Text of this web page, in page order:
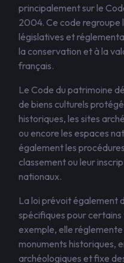
principalement sur le
2004. Ce code regroupe
législatives et
la conservation et à la
français.
Le Code du patrimoine
de biens culturels
historiques, les sites
ou encore les espaces
également les
classement ou leur
nationaux.
La loi prévoit également
spécifiques pour
exemple, elle
monuments historiques,
archéologiques et fixe